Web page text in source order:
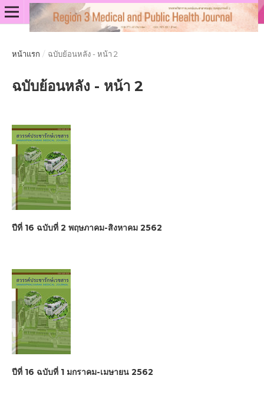
หน้าแรก / ฉบับย้อนหลัง - หน้า 2
ฉบับย้อนหลัง - หน้า 2
ปีที่ 16 ฉบับที่ 2 พฤษภาคม-สิงหาคม 2562
ปีที่ 16 ฉบับที่ 1 มกราคม-เมษายน 2562